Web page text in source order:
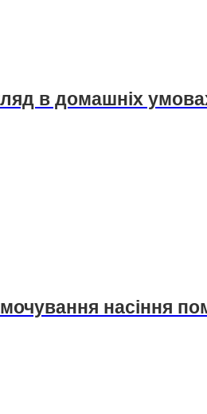
в домашніх
насіння